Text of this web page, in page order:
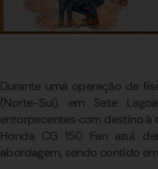
Durante uma operação de
(Norte-Sul), em Sete
entorpecentes com destino à
Honda CG 150 Fan azul,
abordagem, sendo contido